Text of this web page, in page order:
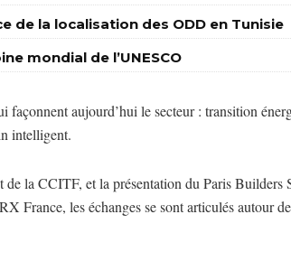
de la localisation des ODD en Tunisie
mondial de l’UNESCO
façonnent aujourd’hui le secteur : transition
intelligent.
la CCITF, et la présentation du Paris Builders
les échanges se sont articulés autour